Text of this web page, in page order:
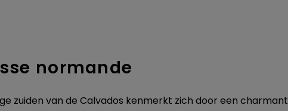
normande
zuiden van de Calvados kenmerkt zich door een charmant